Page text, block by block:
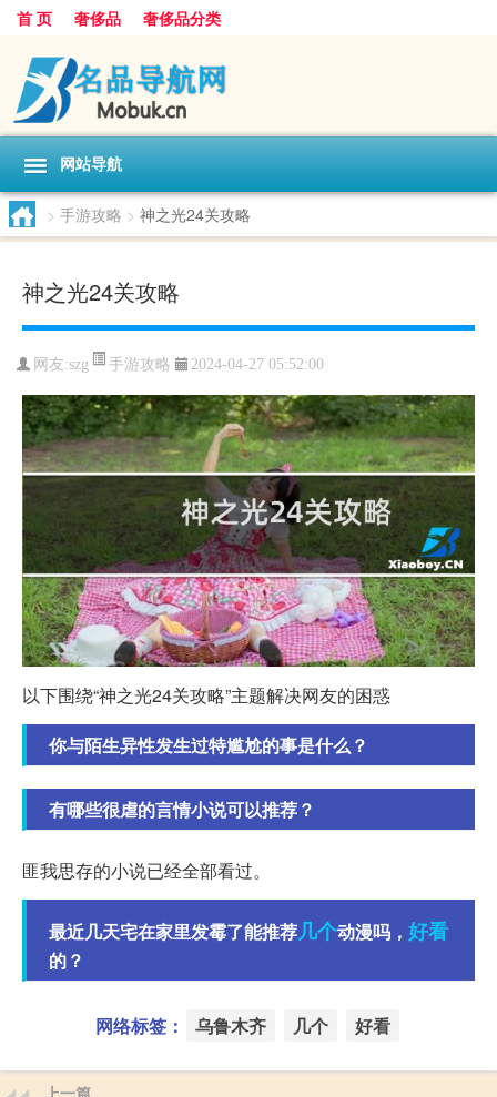
首 页 奢侈品 奢侈品分类
网站导航
> 手游攻略 > 神之光24关攻略
神之光24关攻略
网友:szg 手游攻略 2024-04-27 05:52:00
以下围绕“神之光24关攻略”主题解决网友的困惑
你与陌生异性发生过特尴尬的事是什么？
有哪些很虐的言情小说可以推荐？
匪我思存的小说已经全部看过。
最近几天宅在家里发霉了能推荐几个动漫吗， 好看
的？
网络标签： 乌鲁木齐 几个 好看
上一篇